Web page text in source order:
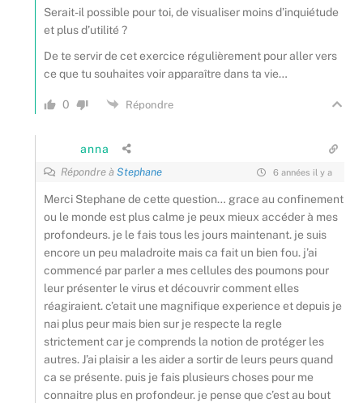
Serait-il possible pour toi, de visualiser moins d’inquiétude
et plus d’utilité ?
De te servir de cet exercice régulièrement pour aller vers
ce que tu souhaites voir apparaître dans ta vie…
0 Répondre
anna
Répondre àStephane 6 années il y a
Merci Stephane de cette question… grace au confinement
ou le monde est plus calme je peux mieux accéder à mes
profondeurs. je le fais tous les jours maintenant. je suis
encore un peu maladroite mais ca fait un bien fou. j’ai
commencé par parler a mes cellules des poumons pour
leur présenter le virus et découvrir comment elles
réagiraient. c’etait une magnifique experience et depuis je
nai plus peur mais bien sur je respecte la regle
strictement car je comprends la notion de protéger les
autres. J’ai plaisir a les aider a sortir de leurs peurs quand
ca se présente. puis je fais plusieurs choses pour me
connaitre plus en profondeur. je pense que c’est au bout